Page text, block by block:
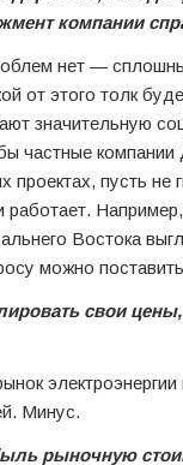
компании
нет —
от этого толк
значительную
частные компании
проектах, пусть не
работает.
Востока
можно
свои
Минус.
рыночную